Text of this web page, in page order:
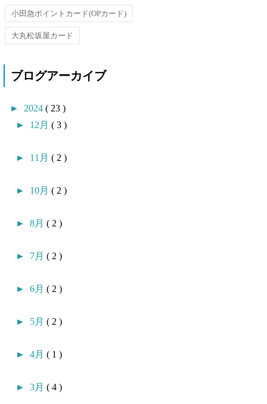
小田急ポイントカード(OPカード)
大丸松坂屋カード
ブログアーカイブ
► 2024 ( 23 )
► 12月 ( 3 )
► 11月 ( 2 )
► 10月 ( 2 )
► 8月 ( 2 )
► 7月 ( 2 )
► 6月 ( 2 )
► 5月 ( 2 )
► 4月 ( 1 )
► 3月 ( 4 )